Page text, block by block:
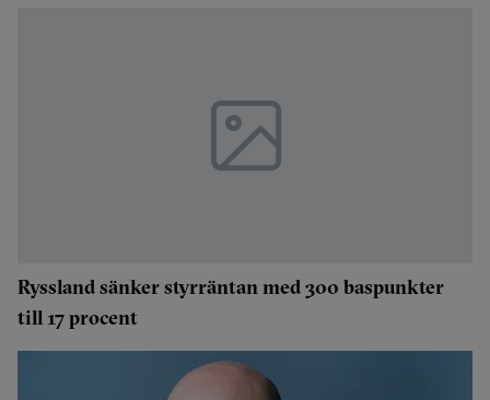
Ryssland sänker styrräntan med 300 baspunkter
till 17 procent